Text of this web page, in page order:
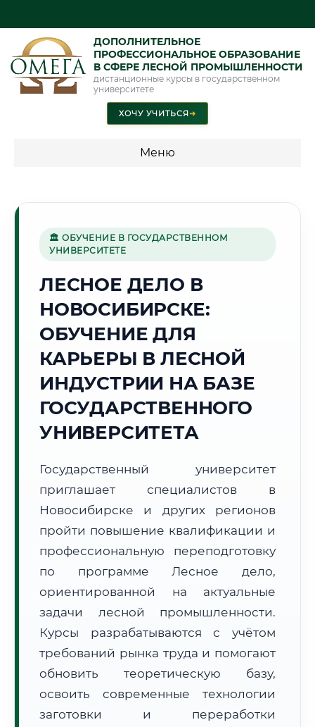
ДОПОЛНИТЕЛЬНОЕ
ПРОФЕССИОНАЛЬНОЕ ОБРАЗОВАНИЕ
В СФЕРЕ ЛЕСНОЙ ПРОМЫШЛЕННОСТИ
дистанционные курсы в государственном
университете
ХОЧУ УЧИТЬСЯ➜
Меню
промышленность"
🏙️
Г. НОВОСИБИРСК
Точное местное время:
13:02:34
Суббота, 8 Августа
Погода в г. Новосибирск:
🌅 Восход:05:49
📍 Региональная справка г. Новосибирск
Тел. код:
Почтовые индексы:
630000–630999
Часовой пояс:
МСК+4 (UTC+7)
Формат учебы:
Дистанционно
🗺️ Зона обслуживания: г. Новосибирск
🏛 ОБУЧЕНИЕ В ГОСУДАРСТВЕННОМ
УНИВЕРСИТЕТЕ
ЛЕСНОЕ ДЕЛО В
НОВОСИБИРСКЕ:
ОБУЧЕНИЕ ДЛЯ
КАРЬЕРЫ В ЛЕСНОЙ
ИНДУСТРИИ НА БАЗЕ
ГОСУДАРСТВЕННОГО
УНИВЕРСИТЕТА
Государственный университет
приглашает специалистов в
Новосибирске и других регионов
пройти повышение квалификации и
профессиональную переподготовку
по программе Лесное дело,
ориентированной на актуальные
задачи лесной промышленности.
Курсы разрабатываются с учётом
требований рынка труда и помогают
обновить теоретическую базу,
освоить современные технологии
заготовки и переработки